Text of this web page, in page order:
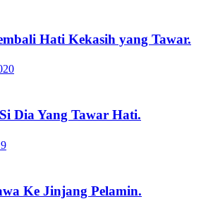
Hati Kekasih yang Tawar.
Dia Yang Tawar Hati.
Ke Jinjang Pelamin.